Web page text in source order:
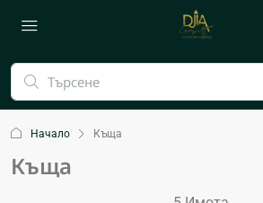
Начало Къща
Къща